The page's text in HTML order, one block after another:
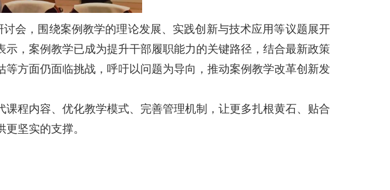
会，围绕案例教学的理论发展、实践创新与技术应用等议题展开
，案例教学已成为提升干部履职能力的关键路径，结合最新政策
方面仍面临挑战，呼吁以问题为导向，推动案例教学改革创新发
程内容、优化教学模式、完善管理机制，让更多扎根黄石、贴合
坚实的支撑。